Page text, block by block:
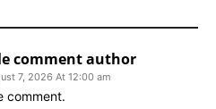
comment author
7, 2026 At 12:00 am
comment.